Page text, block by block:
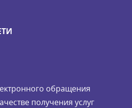
обращения
получения услуг